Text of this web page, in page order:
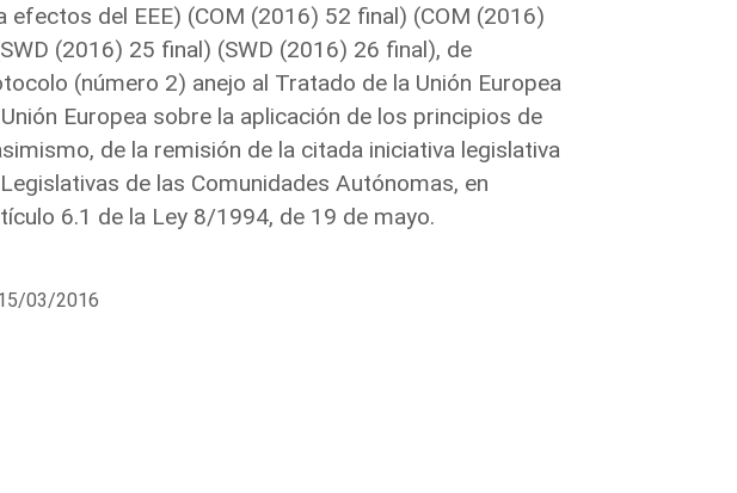
del EEE) (COM (2016) 52 final) (COM (2016)
(2016) 25 final) (SWD (2016) 26 final), de
(número 2) anejo al Tratado de la Unión Europea
Europea sobre la aplicación de los principios de
de la remisión de la citada iniciativa legislativa
de las Comunidades Autónomas, en
6.1 de la Ley 8/1994, de 19 de mayo.
03/2016